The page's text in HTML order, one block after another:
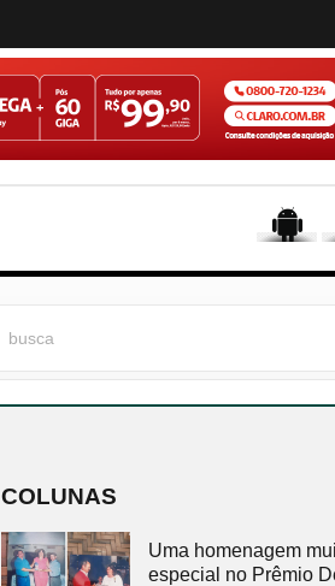
COLUNAS
Uma homenagem
especial no Prêmio